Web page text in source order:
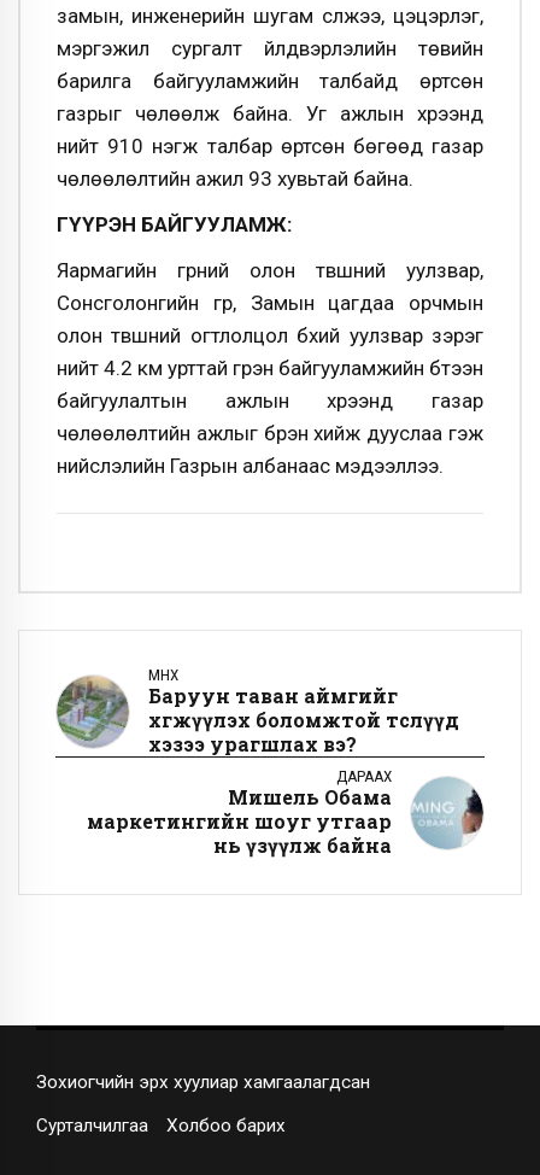
замын, инженерийн шугам сүлжээ, цэцэрлэг,
мэргэжил сургалт үйлдвэрлэлийн төвийн
барилга байгууламжийн талбайд өртсөн
газрыг чөлөөлж байна. Уг ажлын хүрээнд
нийт 910 нэгж талбар өртсөн бөгөөд газар
чөлөөлөлтийн ажил 93 хувьтай байна.
ГҮҮРЭН БАЙГУУЛАМЖ:
Яармагийн гүүрний олон түвшний уулзвар,
Сонсголонгийн гүүр, Замын цагдаа орчмын
олон түвшний огтлолцол бүхий уулзвар зэрэг
нийт 4.2 км урттай гүүрэн байгууламжийн бүтээн
байгуулалтын ажлын хүрээнд газар
чөлөөлөлтийн ажлыг бүрэн хийж дууслаа гэж
нийслэлийн Газрын албанаас мэдээллээ.
ӨМНӨХ
Баруун таван аймгийг
хөгжүүлэх боломжтой төслүүд
хэзээ урагшлах вэ?
ДАРААХ
Мишель Обама
маркетингийн шоуг утгаар
нь үзүүлж байна
Зохиогчийн эрх хуулиар хамгаалагдсан
Сурталчилгаа Холбоо барих